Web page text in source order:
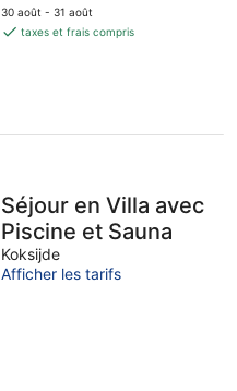
prix
est
30 août - 31 août
taxes et frais compris
Séjour en Villa avec
Piscine et Sauna
Koksijde
Afficher les tarifs